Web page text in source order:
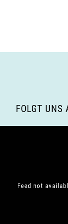
FOLGT UNS
Feed not